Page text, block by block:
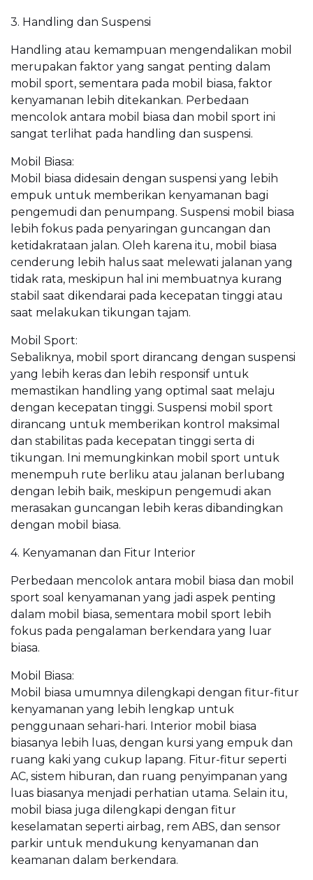
3. Handling dan Suspensi
Handling atau kemampuan mengendalikan mobil
merupakan faktor yang sangat penting dalam
mobil sport, sementara pada mobil biasa, faktor
kenyamanan lebih ditekankan. Perbedaan
mencolok antara mobil biasa dan mobil sport ini
sangat terlihat pada handling dan suspensi.
Mobil Biasa:
Mobil biasa didesain dengan suspensi yang lebih
empuk untuk memberikan kenyamanan bagi
pengemudi dan penumpang. Suspensi mobil biasa
lebih fokus pada penyaringan guncangan dan
ketidakrataan jalan. Oleh karena itu, mobil biasa
cenderung lebih halus saat melewati jalanan yang
tidak rata, meskipun hal ini membuatnya kurang
stabil saat dikendarai pada kecepatan tinggi atau
saat melakukan tikungan tajam.
Mobil Sport:
Sebaliknya, mobil sport dirancang dengan suspensi
yang lebih keras dan lebih responsif untuk
memastikan handling yang optimal saat melaju
dengan kecepatan tinggi. Suspensi mobil sport
dirancang untuk memberikan kontrol maksimal
dan stabilitas pada kecepatan tinggi serta di
tikungan. Ini memungkinkan mobil sport untuk
menempuh rute berliku atau jalanan berlubang
dengan lebih baik, meskipun pengemudi akan
merasakan guncangan lebih keras dibandingkan
dengan mobil biasa.
4. Kenyamanan dan Fitur Interior
Perbedaan mencolok antara mobil biasa dan mobil
sport soal kenyamanan yang jadi aspek penting
dalam mobil biasa, sementara mobil sport lebih
fokus pada pengalaman berkendara yang luar
biasa.
Mobil Biasa:
Mobil biasa umumnya dilengkapi dengan fitur-fitur
kenyamanan yang lebih lengkap untuk
penggunaan sehari-hari. Interior mobil biasa
biasanya lebih luas, dengan kursi yang empuk dan
ruang kaki yang cukup lapang. Fitur-fitur seperti
AC, sistem hiburan, dan ruang penyimpanan yang
luas biasanya menjadi perhatian utama. Selain itu,
mobil biasa juga dilengkapi dengan fitur
keselamatan seperti airbag, rem ABS, dan sensor
parkir untuk mendukung kenyamanan dan
keamanan dalam berkendara.